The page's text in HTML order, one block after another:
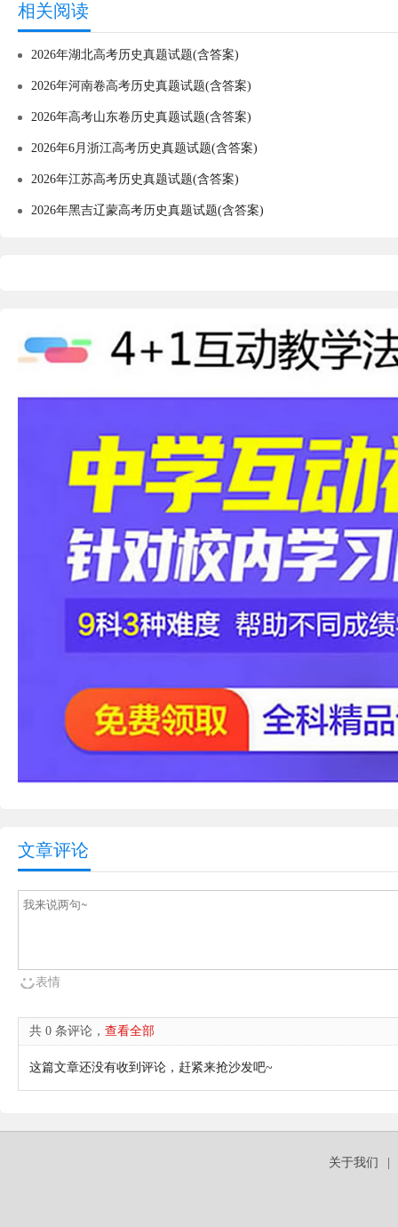
相关阅读
2026年湖北高考历史真题试题(含答案)
2026年河南卷高考历史真题试题(含答案)
2026年高考山东卷历史真题试题(含答案)
2026年6月浙江高考历史真题试题(含答案)
2026年江苏高考历史真题试题(含答案)
2026年黑吉辽蒙高考历史真题试题(含答案)
文章评论
表情
共 0 条评论， 查看全部
这篇文章还没有收到评论，赶紧来抢沙发吧~
关于我们